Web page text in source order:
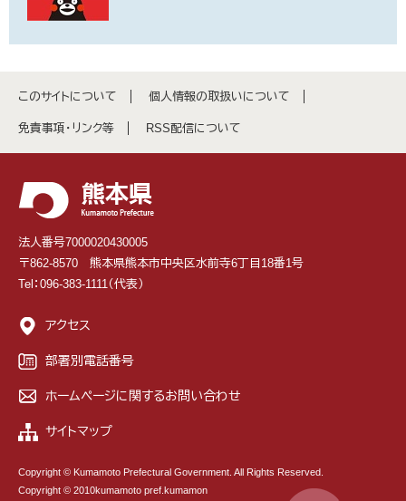
このサイトについて 個人情報の取扱いについて
免責事項・リンク等 RSS配信について
法人番号7000020430005
〒862-8570 熊本県熊本市中央区水前寺6丁目18番1号
Tel：096-383-1111（代表）
アクセス
部署別電話番号
ホームページに関するお問い合わせ
サイトマップ
Copyright © Kumamoto Prefectural Government. All Rights Reserved.
Copyright © 2010kumamoto pref.kumamon